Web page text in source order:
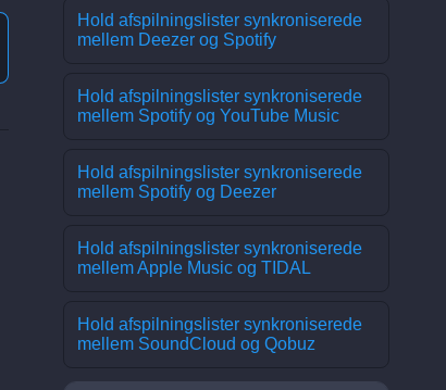
Hold afspilningslister synkroniserede
mellem Deezer og Spotify
Hold afspilningslister synkroniserede
mellem Spotify og YouTube Music
Hold afspilningslister synkroniserede
mellem Spotify og Deezer
Hold afspilningslister synkroniserede
mellem Apple Music og TIDAL
Hold afspilningslister synkroniserede
mellem SoundCloud og Qobuz